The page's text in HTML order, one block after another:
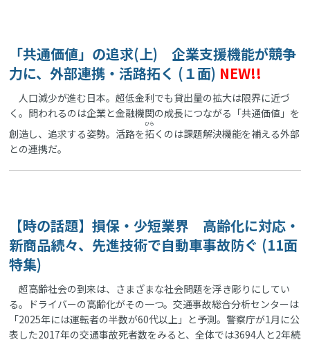
「共通価値」の追求(上) 企業支援機能が競争
力に、外部連携・活路拓く (１面) NEW!!
人口減少が進む日本。超低金利でも貸出量の拡大は限界に近づ
く。問われるのは企業と金融機関の成長につながる「共通価値」を
創造し、追求する姿勢。活路を拓
ひら
くのは課題解決機能を補える外部
との連携だ。
【時の話題】損保・少短業界 高齢化に対応・
新商品続々、先進技術で自動車事故防ぐ (11面
特集)
超高齢社会の到来は、さまざまな社会問題を浮き彫りにしてい
る。ドライバーの高齢化がその一つ。交通事故総合分析センターは
「2025年には運転者の半数が60代以上」と予測。警察庁が1月に公
表した2017年の交通事故死者数をみると、全体では3694人と2年続